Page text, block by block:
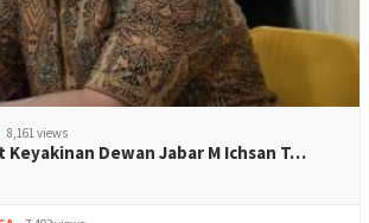
8,161 views
Keyakinan Dewan Jabar M Ichsan T…